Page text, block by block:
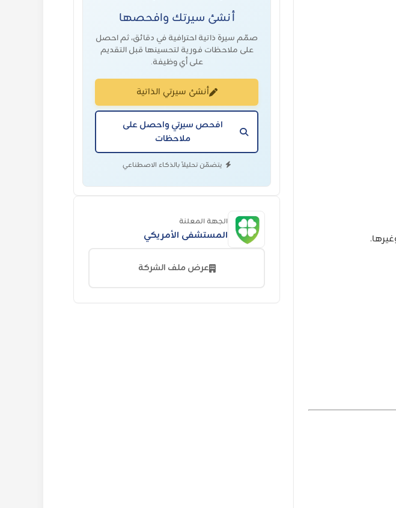
أنشئ سيرتك وافحصها
صمّم سيرة ذاتية احترافية في دقائق، ثم احصل
على ملاحظات فورية لتحسينها قبل التقديم
على أي وظيفة.
أنشئ سيرتي الذاتية
افحص سيرتي واحصل على
ملاحظات
يتضمّن تحليلاً بالذكاء الاصطناعي
الجهة المعلنة
المستشفى الأمريكي
عرض ملف الشركة